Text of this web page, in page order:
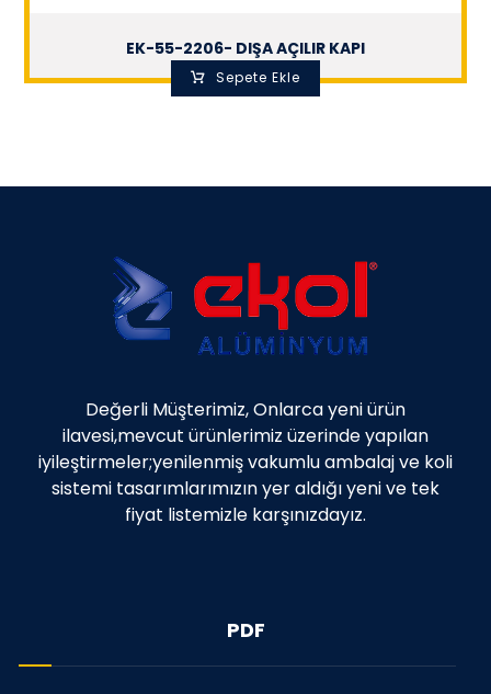
EK-55-2206- DIŞA AÇILIR KAPI
Sepete Ekle
Değerli Müşterimiz, Onlarca yeni ürün
ilavesi,mevcut ürünlerimiz üzerinde yapılan
iyileştirmeler;yenilenmiş vakumlu ambalaj ve koli
sistemi tasarımlarımızın yer aldığı yeni ve tek
fiyat listemizle karşınızdayız.
PDF